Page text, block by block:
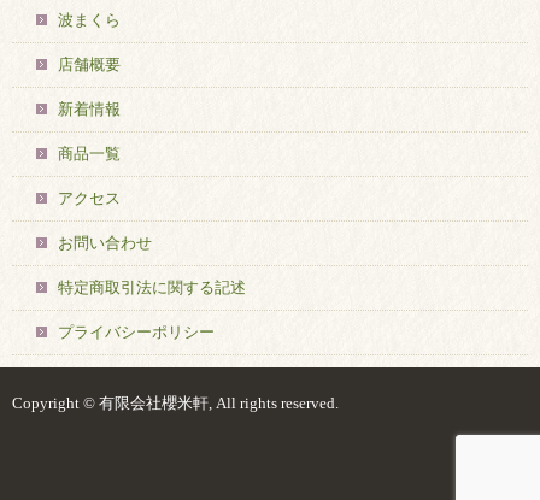
波まくら
店舗概要
新着情報
商品一覧
アクセス
お問い合わせ
特定商取引法に関する記述
プライバシーポリシー
Copyright © 有限会社櫻米軒, All rights reserved.